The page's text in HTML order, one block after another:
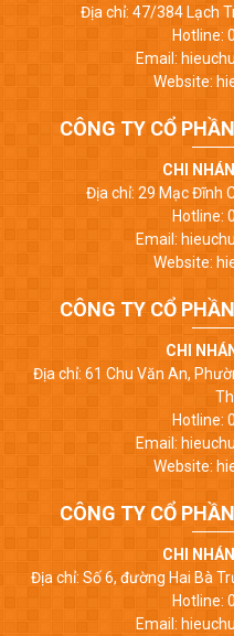
Địa chỉ: 47/384 Lạch
Hotline:
Email:
Website:
CÔNG TY CỔ
CHI
Địa chỉ: 29 Mạc Đĩnh
Hotline:
Email:
Website:
CÔNG TY CỔ
CHI
Địa chỉ: 61 Chu Văn An,
Hotline:
Email:
Website:
CÔNG TY CỔ
CHI
Địa chỉ: Số 6, đường Hai Bà
Hotline:
Email: